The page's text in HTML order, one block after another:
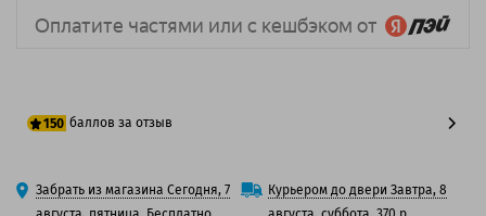
150 баллов за отзыв
125 баллов
Забрать из магазина Сегодня, 7
Курьером до двери Завтра, 8